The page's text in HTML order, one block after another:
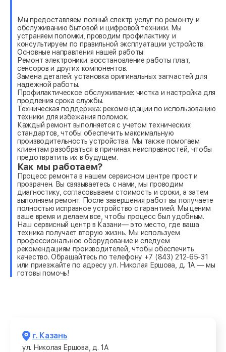
Мы предоставляем полный спектр услуг по ремонту и
обслуживанию бытовой и цифровой техники. Мы
устраняем поломки, проводим профилактику и
консультируем по правильной эксплуатации устройств.
Основные направления нашей работы:
Ремонт электроники: восстановление работы плат,
сенсоров и других компонентов.
Замена деталей: установка оригинальных запчастей для
надежной работы.
Профилактическое обслуживание: чистка и настройка для
продления срока службы.
Техническая поддержка: рекомендации по использованию
техники для избежания поломок.
Каждый ремонт выполняется с учетом технических
стандартов, чтобы обеспечить максимальную
производительность устройства. Мы также помогаем
клиентам разобраться в причинах неисправностей, чтобы
предотвратить их в будущем.
Как мы работаем?
Процесс ремонта в нашем сервисном центре прост и
прозрачен. Вы связываетесь с нами, мы проводим
диагностику, согласовываем стоимость и сроки, а затем
выполняем ремонт. После завершения работ вы получаете
полностью исправное устройство с гарантией. Мы ценим
ваше время и делаем все, чтобы процесс был удобным.
Наш сервисный центр в Казани— это место, где ваша
техника получает вторую жизнь. Мы используем
профессиональное оборудование и следуем
рекомендациям производителей, чтобы обеспечить
качество. Обращайтесь по телефону +7 (843) 212-65-31
или приезжайте по адресу ул. Николая Ершова, д. 1А — мы
готовы помочь!
г. Казань
ул. Николая Ершова, д. 1А